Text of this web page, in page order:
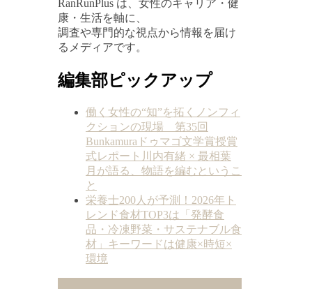
RanRunPlus は、女性のキャリア・健
康・生活を軸に、
調査や専門的な視点から情報を届け
るメディアです。
編集部ピックアップ
働く女性の“知”を拓くノンフィ
クションの現場 第35回
Bunkamuraドゥマゴ文学賞授賞
式レポート川内有緒 × 最相葉
月が語る、物語を編むというこ
と
栄養士200人が予測！2026年ト
レンド食材TOP3は「発酵食
品・冷凍野菜・サステナブル食
材」キーワードは健康×時短×
環境